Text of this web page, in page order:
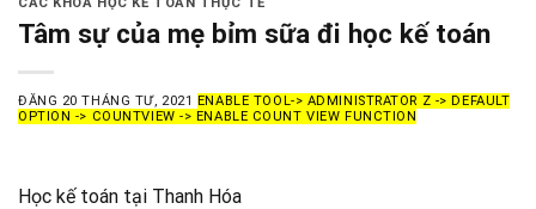
Tâm sự của mẹ bỉm sữa đi học kế toán
ĐĂNG 20 THÁNG TƯ, 2021 ENABLE TOOL-> ADMINISTRATOR Z -> DEFAULT
OPTION -> COUNTVIEW -> ENABLE COUNT VIEW FUNCTION
Học kế toán tại Thanh Hóa